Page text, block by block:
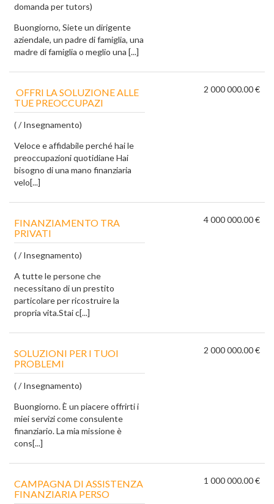
domanda per tutors)
Buongiorno, Siete un dirigente
aziendale, un padre di famiglia, una
madre di famiglia o meglio una [...]
OFFRI LA SOLUZIONE ALLE
TUE PREOCCUPAZI
( / Insegnamento)
Veloce e affidabile perché hai le
preoccupazioni quotidiane Hai
bisogno di una mano finanziaria
velo[...]
2 000 000.00 €
FINANZIAMENTO TRA
PRIVATI
( / Insegnamento)
A tutte le persone che
necessitano di un prestito
particolare per ricostruire la
propria vita.Stai c[...]
4 000 000.00 €
SOLUZIONI PER I TUOI
PROBLEMI
( / Insegnamento)
Buongiorno. È un piacere offrirti i
miei servizi come consulente
finanziario. La mia missione è
cons[...]
2 000 000.00 €
CAMPAGNA DI ASSISTENZA
FINANZIARIA PERSO
1 000 000.00 €